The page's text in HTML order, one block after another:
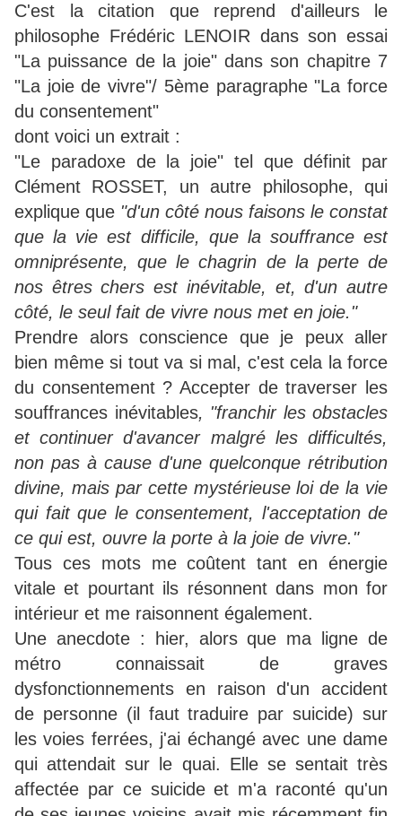
C'est la citation que reprend d'ailleurs le
philosophe Frédéric LENOIR dans son essai
"La puissance de la joie" dans son chapitre 7
"La joie de vivre"/ 5ème paragraphe "La force
du consentement"
dont voici un extrait :
"Le paradoxe de la joie" tel que définit par
Clément ROSSET, un autre philosophe, qui
explique que "d'un côté nous faisons le constat
que la vie est difficile, que la souffrance est
omniprésente, que le chagrin de la perte de
nos êtres chers est inévitable, et, d'un autre
côté, le seul fait de vivre nous met en joie."
Prendre alors conscience que je peux aller
bien même si tout va si mal, c'est cela la force
du consentement ? Accepter de traverser les
souffrances inévitables, "franchir les obstacles
et continuer d'avancer malgré les difficultés,
non pas à cause d'une quelconque rétribution
divine, mais par cette mystérieuse loi de la vie
qui fait que le consentement, l'acceptation de
ce qui est, ouvre la porte à la joie de vivre."
Tous ces mots me coûtent tant en énergie
vitale et pourtant ils résonnent dans mon for
intérieur et me raisonnent également.
Une anecdote : hier, alors que ma ligne de
métro connaissait de graves
dysfonctionnements en raison d'un accident
de personne (il faut traduire par suicide) sur
les voies ferrées, j'ai échangé avec une dame
qui attendait sur le quai. Elle se sentait très
affectée par ce suicide et m'a raconté qu'un